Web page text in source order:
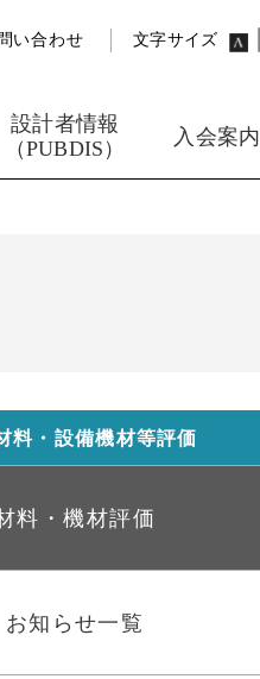
い合わせ 文字サイズ
設計者情報
（PUBDIS）
入会案内
料・設備機材等評価
料・機材評価
お知らせ一覧